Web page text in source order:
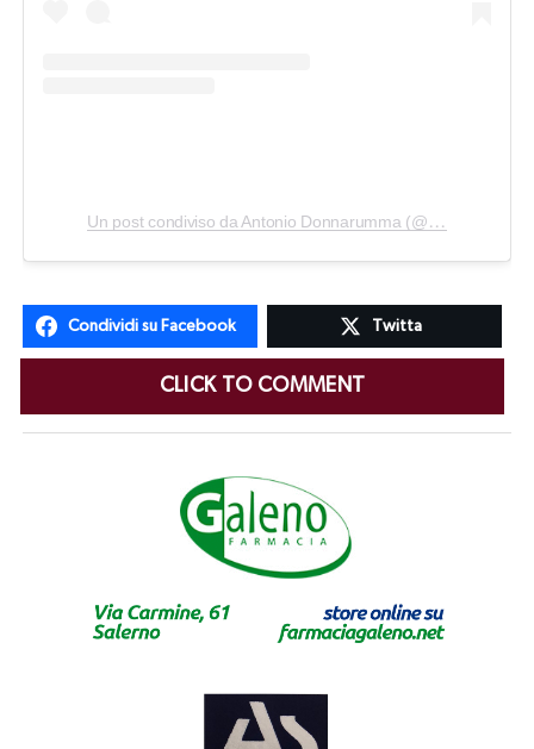
Un post condiviso da Antonio Donnarumma (@antodonnarumma90)
Condividi su Facebook Twitta
CLICK TO COMMENT